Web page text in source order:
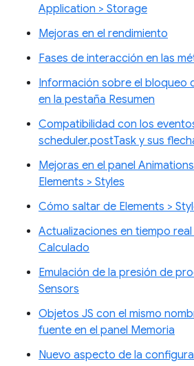
Application > Storage
Mejoras en el rendimiento
Fases de interacción en las
Información sobre el bloqueo
en la pestaña Resumen
Compatibilidad con los
scheduler.postTask y sus
Mejoras en el panel
Elements > Styles
Cómo saltar de Elements >
Actualizaciones en tiempo
Calculado
Emulación de la presión de
Sensors
Objetos JS con el mismo
fuente en el panel Memoria
Nuevo aspecto de la